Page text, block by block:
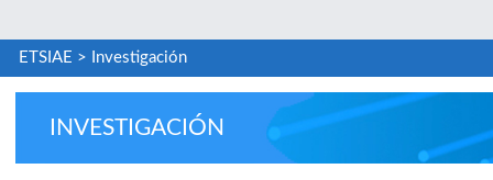
ETSIAE > Investigación
INVESTIGACIÓN